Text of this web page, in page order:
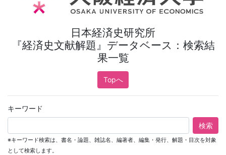
日本経済史研究所
『経済史文献解題』データベース：検索結
果一覧
Topへ
キーワード
検索
※キーワード検索は、書名・論題、雑誌名、編著者、編集・発行、解題・目次を対象
として検索します。